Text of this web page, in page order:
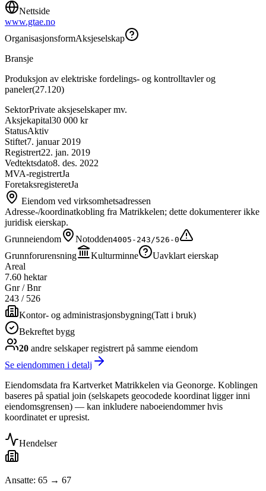
Nettside
www.gtae.no
OrganisasjonsformAksjeselskap
Bransje
Produksjon av elektriske fordelings- og kontrolltavler og
paneler(27.120)
SektorPrivate aksjeselskaper mv.
Aksjekapital30 000 kr
StatusAktiv
Stiftet7. januar 2019
Registrert22. jan. 2019
Vedtektsdato8. des. 2022
MVA-registrertJa
ForetaksregisteretJa
Eiendom ved virksomhetsadressen
Adresse-/koordinatkobling fra Matrikkelen; dette dokumenterer ikke
juridisk eierskap.
Grunneiendom
Notodden4005-243/526-0
Grunnforurensning Kulturminne
Uavklart eierskap
Areal
7.60 hektar
Gnr / Bnr
243 / 526
Kontor- og administrasjonsbygning(Tatt i bruk)
Bekreftet bygg
20 andre selskaperregistrert på samme eiendom
Se eiendommen i detalj
Eiendomsdata fra Kartverket Matrikkelen via Geonorge. Koblingen
baseres på spatial join (selskapets geocodede koordinat ligger inni
eiendomsgrensen) — kan inkludere naboeiendommer hvis
koordinatet er upresist.
Hendelser
Ansatte: 65 → 67